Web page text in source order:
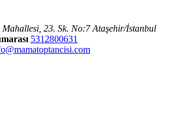
Mahallesi, 23. Sk. No:7 Ataşehir/İstanbul
5312800631